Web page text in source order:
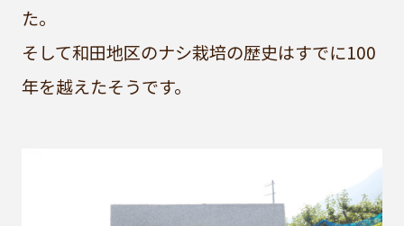
た。
そして和田地区のナシ栽培の歴史はすでに100
年を越えたそうです。